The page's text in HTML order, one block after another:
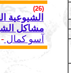
(26)
الشيوعية
مشاكل
آسو كمال - 2021 / 3 / 15